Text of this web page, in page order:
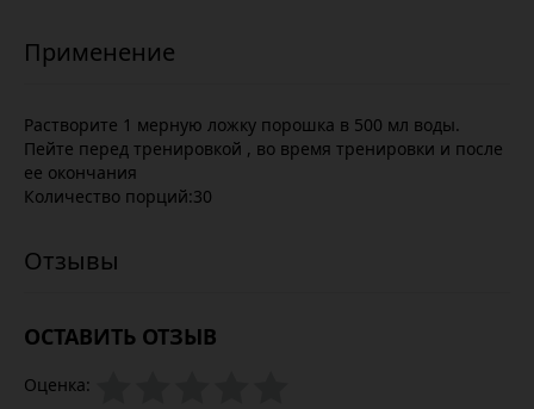
Растворите 1 мерную ложку порошка в 500 мл воды.
Пейте перед тренировкой , во время тренировки и после
ее окончания
Количество порций:30
ОСТАВИТЬ ОТЗЫВ
Оценка: